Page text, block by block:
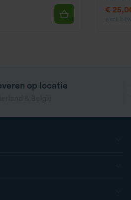
€
op locatie